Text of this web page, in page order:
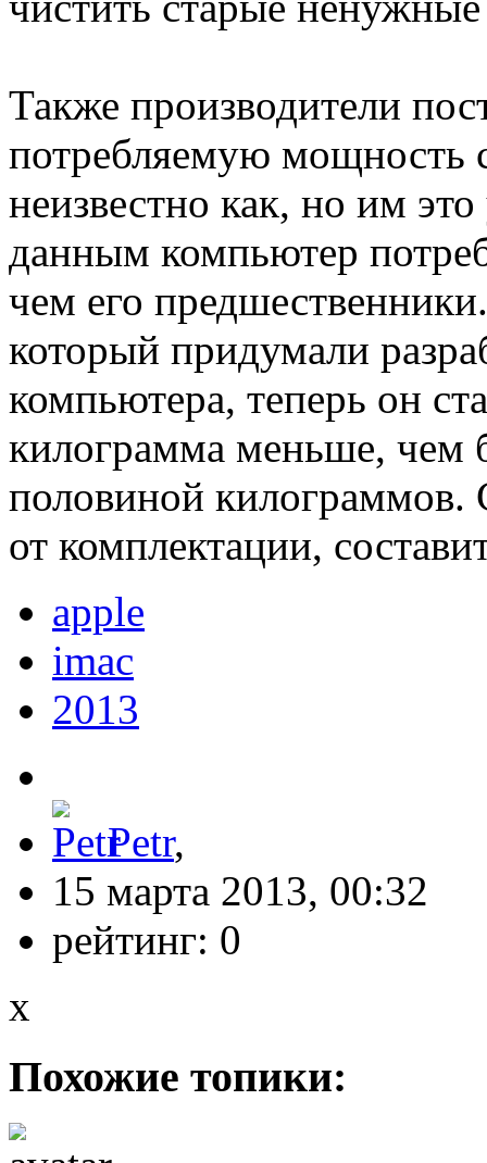
Также производители
потребляемую мощность
неизвестно как, но им
данным компьютер
чем его
который придумали
компьютера, теперь он
килограмма меньше, чем
половиной килограммов.
от комплектации,
apple
imac
2013
Petr,
15 марта 2013, 00:32
рейтинг: 0
x
Похожие топики: